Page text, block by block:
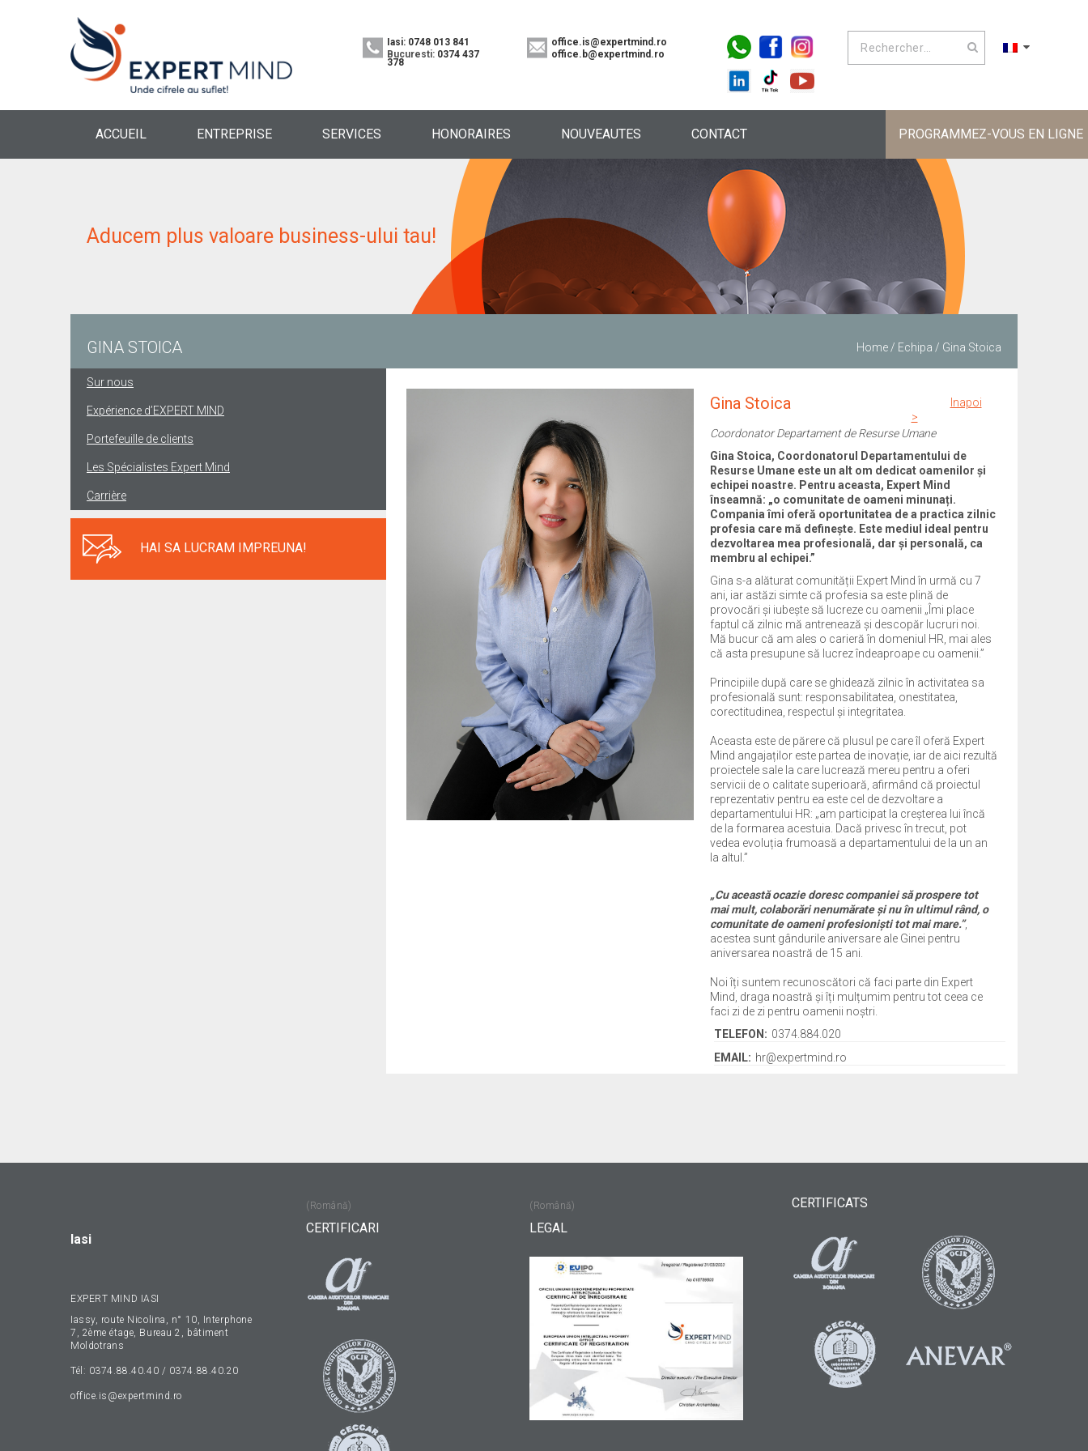
Iasi: 0748 013 841
Bucuresti: 0374 437
378
office.is@expertmind.ro
office.b@expertmind.ro
ACCUEIL ENTREPRISE SERVICES HONORAIRES NOUVEAUTES CONTACT PROGRAMMEZ-VOUS EN LIGNE
Aducem plus valoare business-ului tau!
GINA STOICA Home / Echipa / Gina Stoica
Sur nous
Expérience d’EXPERT MIND
Portefeuille de clients
Les Spécialistes Expert Mind
Carrière
HAI SA LUCRAM IMPREUNA!
Gina Stoica
Inapoi
>
Coordonator Departament de Resurse Umane
Gina Stoica, Coordonatorul Departamentului de
Resurse Umane este un alt om dedicat oamenilor și
echipei noastre. Pentru aceasta, Expert Mind
înseamnă: „o comunitate de oameni minunați.
Compania îmi oferă oportunitatea de a practica zilnic
profesia care mă definește. Este mediul ideal pentru
dezvoltarea mea profesională, dar și personală, ca
membru al echipei.”
Gina s-a alăturat comunității Expert Mind în urmă cu 7
ani, iar astăzi simte că profesia sa este plină de
provocări și iubește să lucreze cu oamenii „Îmi place
faptul că zilnic mă antrenează și descopăr lucruri noi.
Mă bucur că am ales o carieră în domeniul HR, mai ales
că asta presupune să lucrez îndeaproape cu oamenii.”
Principiile după care se ghidează zilnic în activitatea sa
profesională sunt: responsabilitatea, onestitatea,
corectitudinea, respectul și integritatea.
Aceasta este de părere că plusul pe care îl oferă Expert
Mind angajaților este partea de inovație, iar de aici rezultă
proiectele sale la care lucrează mereu pentru a oferi
servicii de o calitate superioară, afirmând că proiectul
reprezentativ pentru ea este cel de dezvoltare a
departamentului HR: „am participat la creșterea lui încă
de la formarea acestuia. Dacă privesc în trecut, pot
vedea evoluția frumoasă a departamentului de la un an
la altul.”
„Cu această ocazie doresc companiei să prospere tot
mai mult, colaborări nenumărate și nu în ultimul rând, o
comunitate de oameni profesioniști tot mai mare.”,
acestea sunt gândurile aniversare ale Ginei pentru
aniversarea noastră de 15 ani.
Noi îți suntem recunoscători că faci parte din Expert
Mind, draga noastră și îți mulțumim pentru tot ceea ce
faci zi de zi pentru oamenii noștri.
TELEFON: 0374.884.020
EMAIL: hr@expertmind.ro
Iasi
EXPERT MIND IASI
Iassy, route Nicolina, n° 10, Interphone
7, 2ème étage, Bureau 2, bâtiment
Moldotrans
Tél: 0374.88.40.40 / 0374.88.40.20
office.is@expertmind.ro
(Română)
CERTIFICARI
(Română)
LEGAL
CERTIFICATS